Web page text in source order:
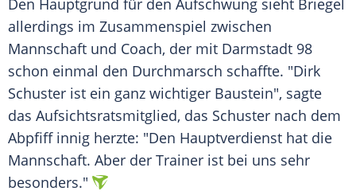
Den Hauptgrund für den Aufschwung sieht Briegel
allerdings im Zusammenspiel zwischen
Mannschaft und Coach, der mit Darmstadt 98
schon einmal den Durchmarsch schaffte. "Dirk
Schuster ist ein ganz wichtiger Baustein", sagte
das Aufsichtsratsmitglied, das Schuster nach dem
Abpfiff innig herzte: "Den Hauptverdienst hat die
Mannschaft. Aber der Trainer ist bei uns sehr
besonders."